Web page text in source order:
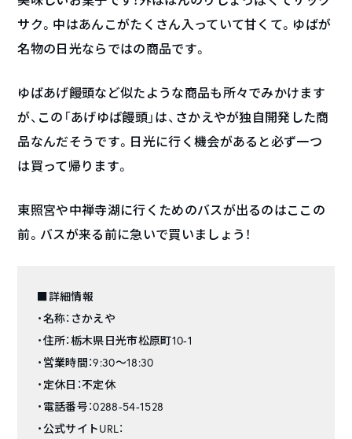
サク。中はあんこがたくさん入っていて甘くて。ゆばが
名物の日光ならではの商品です。
ゆばあげ饅頭など似たような商品も所々でみかけます
が、この「あげゆば饅頭」は、さかえやが独自開発した商
品なんだそうです。日光に行く機会があると必ず一つ
は買って帰ります。
東照宮や中禅寺湖に行くためのバスが出るのはここの
前。バスが来る前に急いで買いましょう！
■詳細情報
・名称：さかえや
・住所：栃木県日光市松原町10-1
・営業時間：9:30～18:30
・定休日：不定休
・電話番号：0288-54-1528
・公式サイトURL：